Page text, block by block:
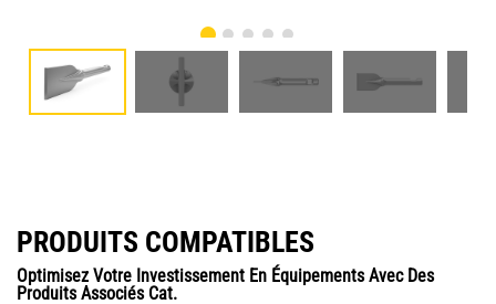
PRODUITS COMPATIBLES
Optimisez Votre Investissement En Équipements Avec Des
Produits Associés Cat.